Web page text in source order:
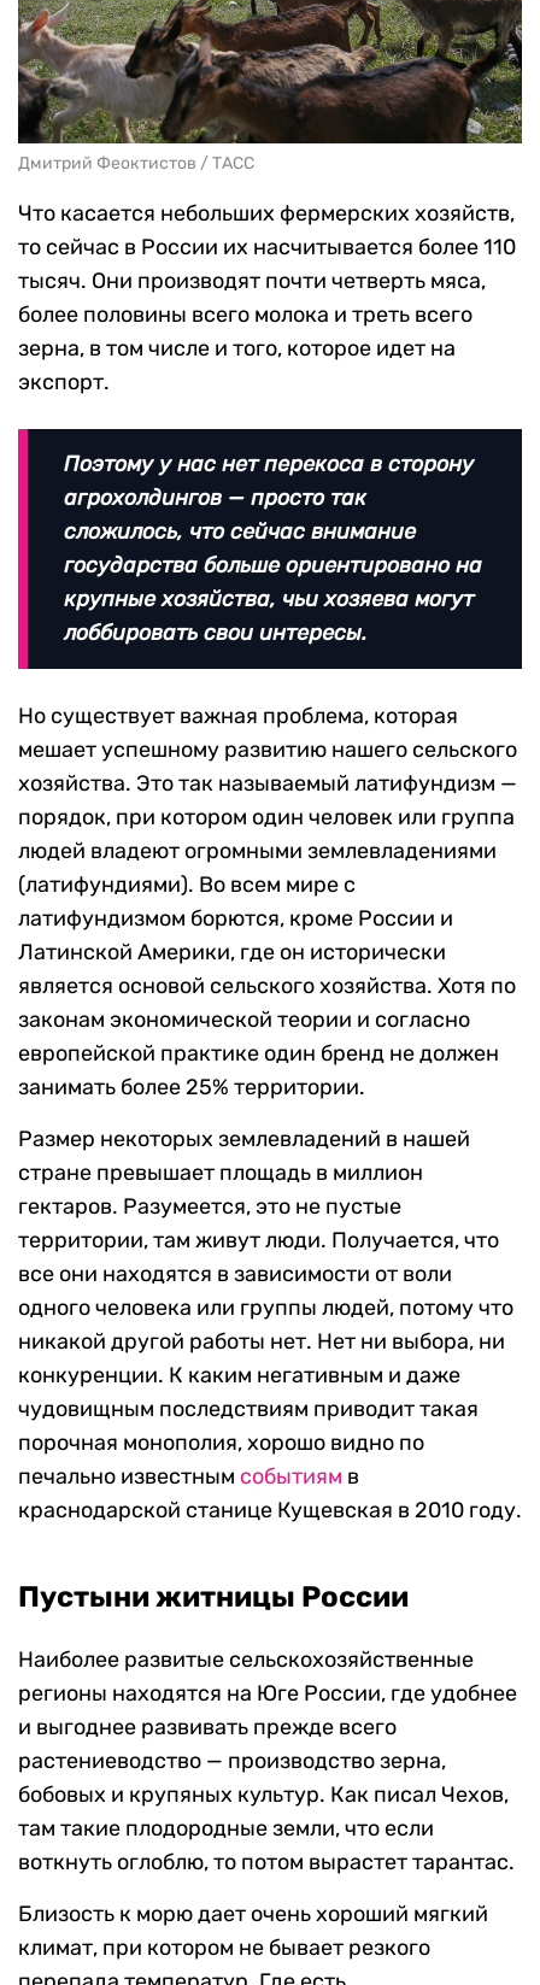
Дмитрий Феоктистов / ТАСС
Что касается небольших фермерских хозяйств,
то сейчас в России их насчитывается более 110
тысяч. Они производят почти четверть мяса,
более половины всего молока и треть всего
зерна, в том числе и того, которое идет на
экспорт.
Поэтому у нас нет перекоса в сторону
агрохолдингов — просто так
сложилось, что сейчас внимание
государства больше ориентировано на
крупные хозяйства, чьи хозяева могут
лоббировать свои интересы.
Но существует важная проблема, которая
мешает успешному развитию нашего сельского
хозяйства. Это так называемый латифундизм —
порядок, при котором один человек или группа
людей владеют огромными землевладениями
(латифундиями). Во всем мире с
латифундизмом борются, кроме России и
Латинской Америки, где он исторически
является основой сельского хозяйства. Хотя по
законам экономической теории и согласно
европейской практике один бренд не должен
занимать более 25% территории.
Размер некоторых землевладений в нашей
стране превышает площадь в миллион
гектаров. Разумеется, это не пустые
территории, там живут люди. Получается, что
все они находятся в зависимости от воли
одного человека или группы людей, потому что
никакой другой работы нет. Нет ни выбора, ни
конкуренции. К каким негативным и даже
чудовищным последствиям приводит такая
порочная монополия, хорошо видно по
печально известным событиям в
краснодарской станице Кущевская в 2010 году.
Пустыни житницы России
Наиболее развитые сельскохозяйственные
регионы находятся на Юге России, где удобнее
и выгоднее развивать прежде всего
растениеводство — производство зерна,
бобовых и крупяных культур. Как писал Чехов,
там такие плодородные земли, что если
воткнуть оглоблю, то потом вырастет тарантас.
Близость к морю дает очень хороший мягкий
климат, при котором не бывает резкого